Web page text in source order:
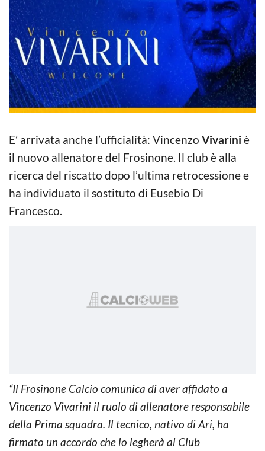
E’ arrivata anche l’ufficialità: Vincenzo Vivarini è
il nuovo allenatore del Frosinone. Il club è alla
ricerca del riscatto dopo l’ultima retrocessione e
ha individuato il sostituto di Eusebio Di
Francesco.
“Il Frosinone Calcio comunica di aver affidato a
Vincenzo Vivarini il ruolo di allenatore responsabile
della Prima squadra. Il tecnico, nativo di Ari, ha
firmato un accordo che lo legherà al Club